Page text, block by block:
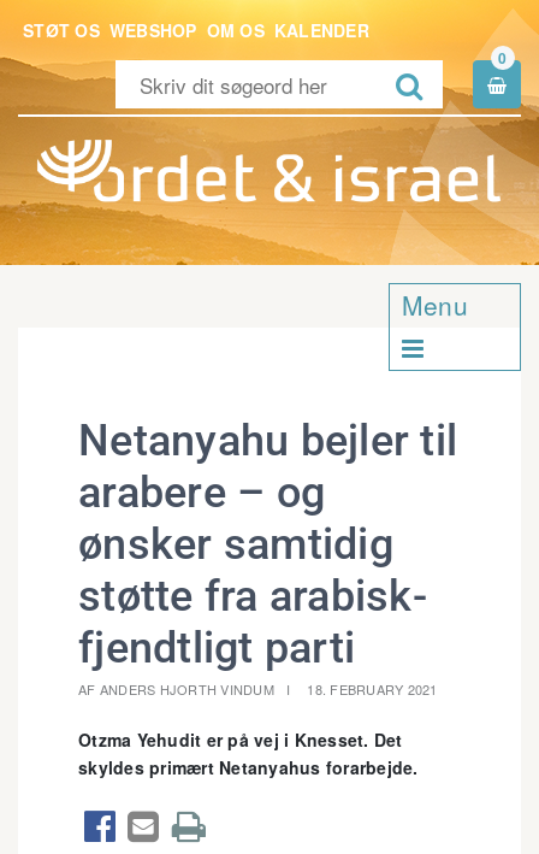
STØT OS WEBSHOP OM OS KALENDER

0

Menu

Netanyahu bejler til
arabere – og
ønsker samtidig
støtte fra arabisk-
fjendtligt parti
AF ANDERS HJORTH VINDUM 18. FEBRUARY 2021
Otzma Yehudit er på vej i Knesset. Det
skyldes primært Netanyahus forarbejde.
  